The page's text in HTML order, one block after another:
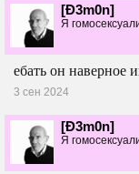
[Ð3m0n]
Я
ебать он наверное
3 сен 2024
[Ð3m0n]
Я